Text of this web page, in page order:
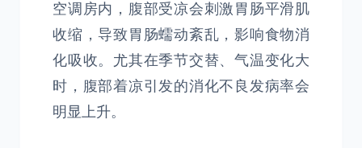
空调房内，腹部受凉会刺激胃肠平滑肌
收缩，导致胃肠蠕动紊乱，影响食物消
化吸收。尤其在季节交替、气温变化大
时，腹部着凉引发的消化不良发病率会
明显上升。